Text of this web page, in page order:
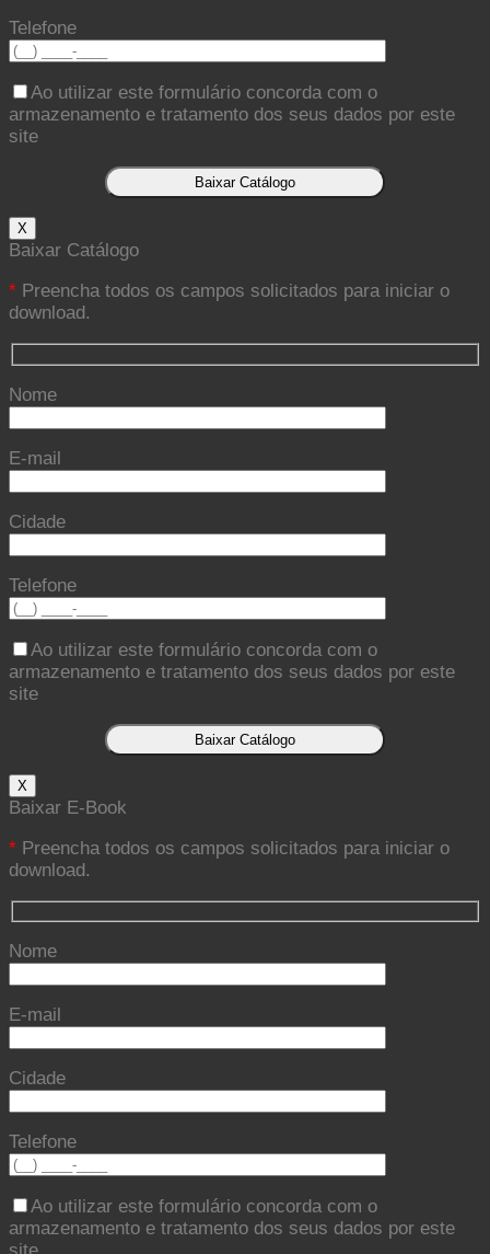
Telefone
Ao utilizar este formulário concorda com o
armazenamento e tratamento dos seus dados por este
site
X
Baixar Catálogo
* Preencha todos os campos solicitados para iniciar o
download.
Nome
E-mail
Cidade
Telefone
Ao utilizar este formulário concorda com o
armazenamento e tratamento dos seus dados por este
site
X
Baixar E-Book
* Preencha todos os campos solicitados para iniciar o
download.
Nome
E-mail
Cidade
Telefone
Ao utilizar este formulário concorda com o
armazenamento e tratamento dos seus dados por este